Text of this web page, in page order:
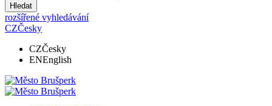
Hledat
rozšířené vyhledávání
CZČesky
CZČesky
ENEnglish